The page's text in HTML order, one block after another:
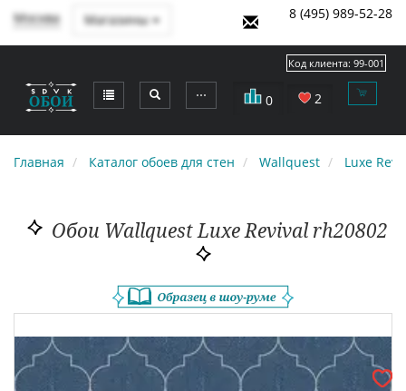
Москва Магазины 8 (495) 989-52-28
⋯ 0 2
Код клиента: 99-001
Главная Каталог обоев для стен Wallquest Luxe
Обои Wallquest Luxe Revival rh20802